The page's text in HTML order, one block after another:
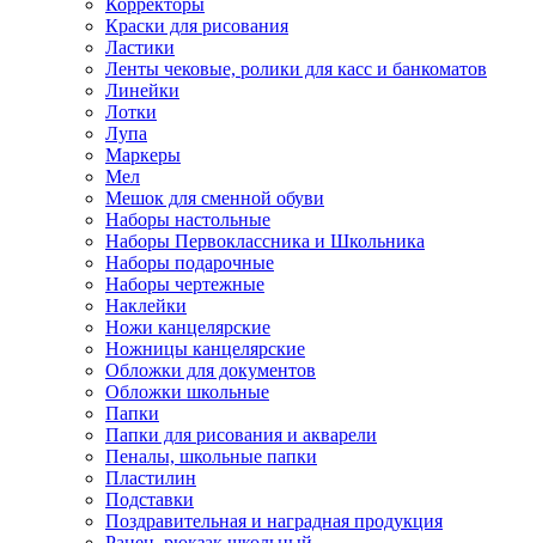
Корректоры
Краски для рисования
Ластики
Ленты чековые, ролики для касс и банкоматов
Линейки
Лотки
Лупа
Маркеры
Мел
Мешок для сменной обуви
Наборы настольные
Наборы Первоклассника и Школьника
Наборы подарочные
Наборы чертежные
Наклейки
Ножи канцелярские
Ножницы канцелярские
Обложки для документов
Обложки школьные
Папки
Папки для рисования и акварели
Пеналы, школьные папки
Пластилин
Подставки
Поздравительная и наградная продукция